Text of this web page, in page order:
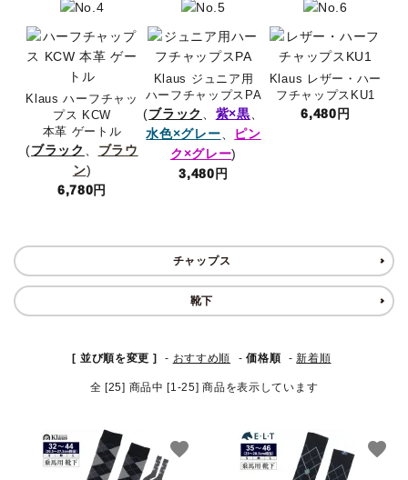
手袋（グローブ）
鞭（ムチ）
乗馬ウェア・下着・雨具
競技用ウェア
頭絡・手綱・ハミ・耳ネット
ホルター・ロープ
手入れ用品・厩舎用品
Klaus ハーフチャッ
プス KCW
本革 ゲートル
(ブラック
ブラウ
ン)
6,780円
Klaus ジュニア用
ハーフチャップスPA
(ブラック 紫×黒
水色×グレー
ピン
ク×グレー)
3,480円
Klaus レザー・ハー
フチャップスKU1
6,480円
チャップス
靴下
[ 並び順を変更 ] - おすすめ順 -価格順 -新着順
全 [25] 商品中 [1-25] 商品を表示しています
favorite favorite